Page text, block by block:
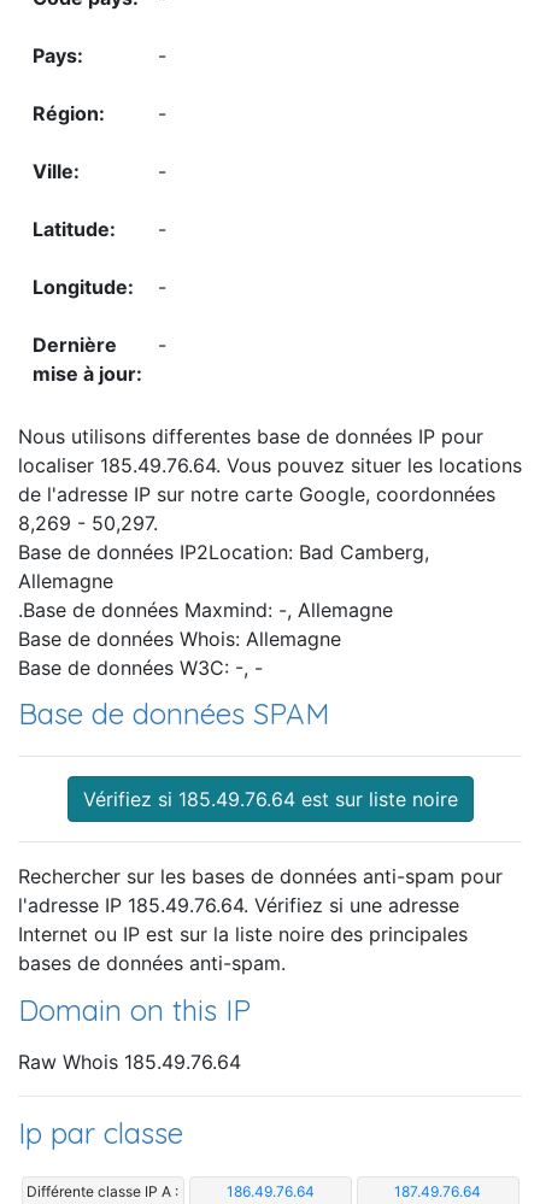
-
-
-
-
-
-
Nous utilisons differentes base de données IP pour
localiser 185.49.76.64. Vous pouvez situer les locations
de l'adresse IP sur notre carte Google, coordonnées
8,269 - 50,297.
Base de données IP2Location: Bad Camberg,
Allemagne
.Base de données Maxmind: -, Allemagne
Base de données Whois: Allemagne
Base de données W3C: -, -
Base de données SPAM
Vérifiez si 185.49.76.64 est sur liste noire
Rechercher sur les bases de données anti-spam pour
l'adresse IP 185.49.76.64. Vérifiez si une adresse
Internet ou IP est sur la liste noire des principales
bases de données anti-spam.
Domain on this IP
Raw Whois 185.49.76.64
Ip par classe
Différente classe IP A : 186.49.76.64 187.49.76.64